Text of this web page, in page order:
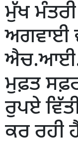
ਮੁੱਖ
ਅਗਵਾਈ
ਮੁਫ਼ਤ
ਰੁਪਏ
ਕਰ ਰਹੀ